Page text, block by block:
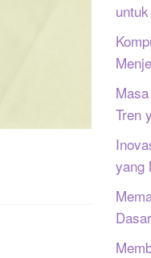
Tren
yang